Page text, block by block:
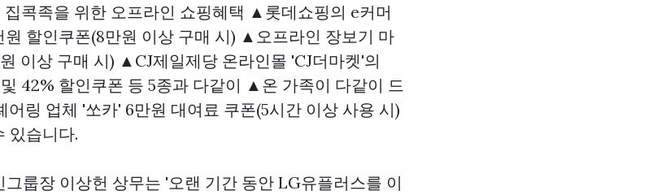
콕족을 위한 오프라인 쇼핑혜택 ▲롯데쇼핑의 e커머
원 할인쿠폰(8만원 이상 구매 시) ▲오프라인 장보기 마
이상 구매 시) ▲CJ제일제당 온라인몰 'CJ더마켓'의
42% 할인쿠폰 등 5종과 다같이 ▲온 가족이 다같이 드
어링 업체 '쏘카' 6만원 대여료 쿠폰(5시간 이상 사용 시)
있습니다.
룹장 이상헌 상무는 '오랜 기간 동안 LG유플러스를 이